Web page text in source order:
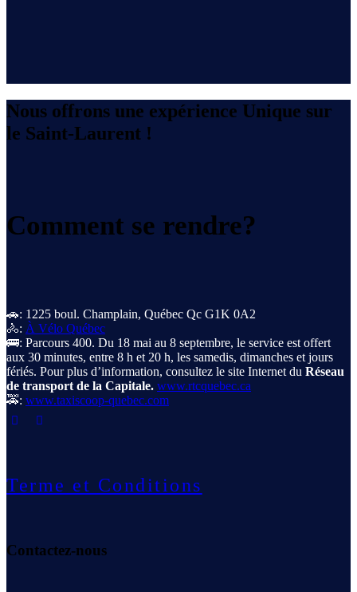
Nous offrons une expérience Unique sur
le Saint-Laurent !
Comment se rendre?
🚗: 1225 boul. Champlain, Québec Qc G1K 0A2
🚴: À Vélo Québec
🚌: Parcours 400. Du 18 mai au 8 septembre, le service est offert
aux 30 minutes, entre 8 h et 20 h, les samedis, dimanches et jours
fériés. Pour plus d’information, consultez le site Internet du Réseau
de transport de la Capitale. www.rtcquebec.ca
🚕: www.taxiscoop-quebec.com
Terme et Conditions
Contactez-nous